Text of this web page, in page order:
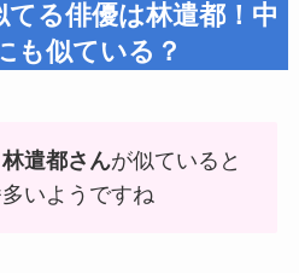
てる俳優は林遣都！中
も似ている？
遣都さんが似ていると
いようですね